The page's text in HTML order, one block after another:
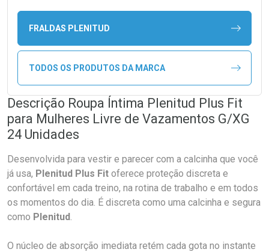
FRALDAS PLENITUD
TODOS OS PRODUTOS DA MARCA
Descrição Roupa Íntima Plenitud Plus Fit
para Mulheres Livre de Vazamentos G/XG
24 Unidades
Desenvolvida para vestir e parecer com a calcinha que você
já usa, Plenitud Plus Fit oferece proteção discreta e
confortável em cada treino, na rotina de trabalho e em todos
os momentos do dia. É discreta como uma calcinha e segura
como Plenitud.
O núcleo de absorção imediata retém cada gota no instante